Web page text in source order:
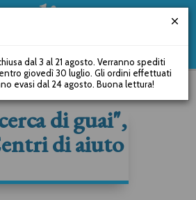
di guai",
di aiuto
dal 3 al 21 agosto. Verranno spediti
giovedì 30 luglio. Gli ordini effettuati
evasi dal 24 agosto. Buona lettura!